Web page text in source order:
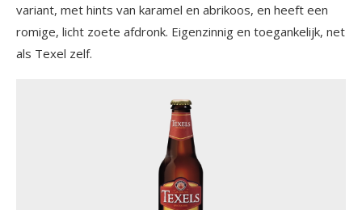
variant, met hints van karamel en abrikoos, en heeft een
romige, licht zoete afdronk. Eigenzinnig en toegankelijk, net
als Texel zelf.